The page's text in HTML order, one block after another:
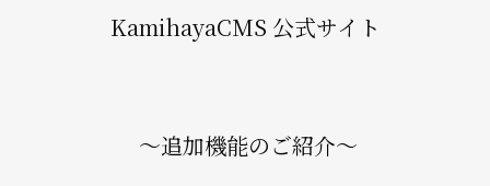
KamihayaCMS 公式サイト
〜追加機能のご紹介〜